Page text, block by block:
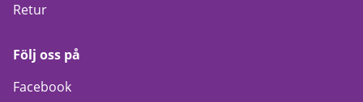
Retur
Följ oss på
Facebook